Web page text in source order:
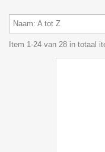
Naam: A tot Z
Item 1-24 van 28 in totaal